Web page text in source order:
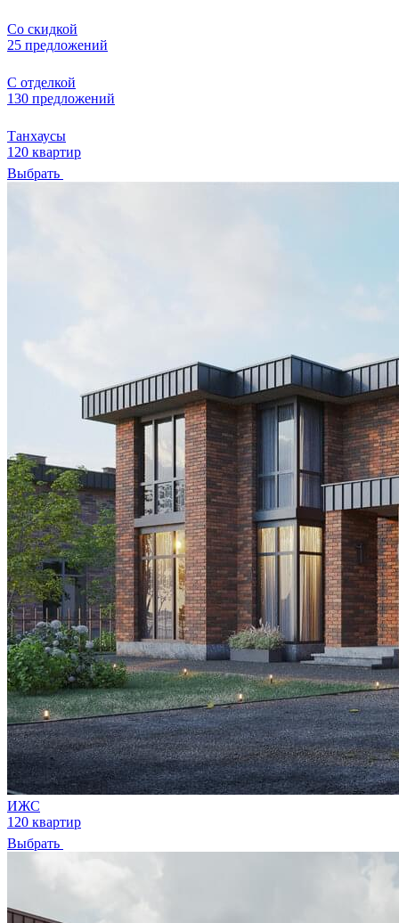
Со скидкой
25 предложений
С отделкой
130 предложений
Танхаусы
120 квартир
Выбрать
ИЖС
120 квартир
Выбрать